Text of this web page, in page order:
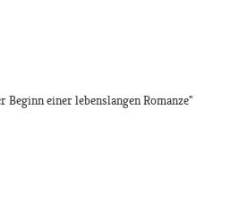
Beginn einer lebenslangen Romanze"